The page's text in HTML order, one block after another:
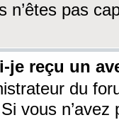
n’êtes pas
je reçu un
du
vous